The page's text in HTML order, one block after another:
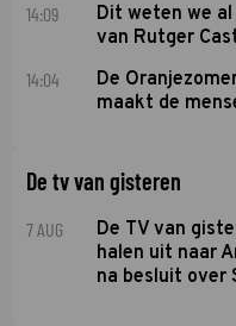
14:09
Dit weten we
van Rutger
14:04
De
maakt de
De tv van gisteren
7 AUG
De TV van
halen uit naar
na besluit over